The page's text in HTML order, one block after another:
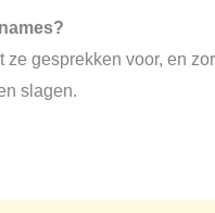
gesprekken voor, en
slagen.